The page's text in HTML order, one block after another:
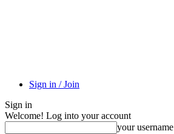
Sign in / Join
Sign in
Welcome! Log into your account
your username